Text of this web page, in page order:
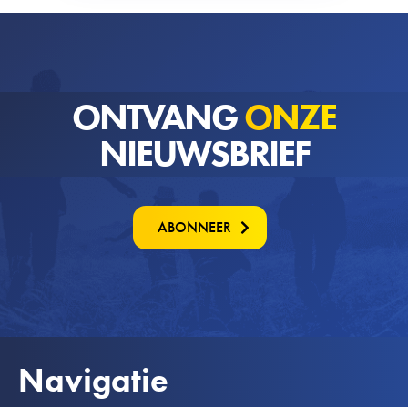
ONTVANGONZE
NIEUWSBRIEF
ABONNEER
Navigatie